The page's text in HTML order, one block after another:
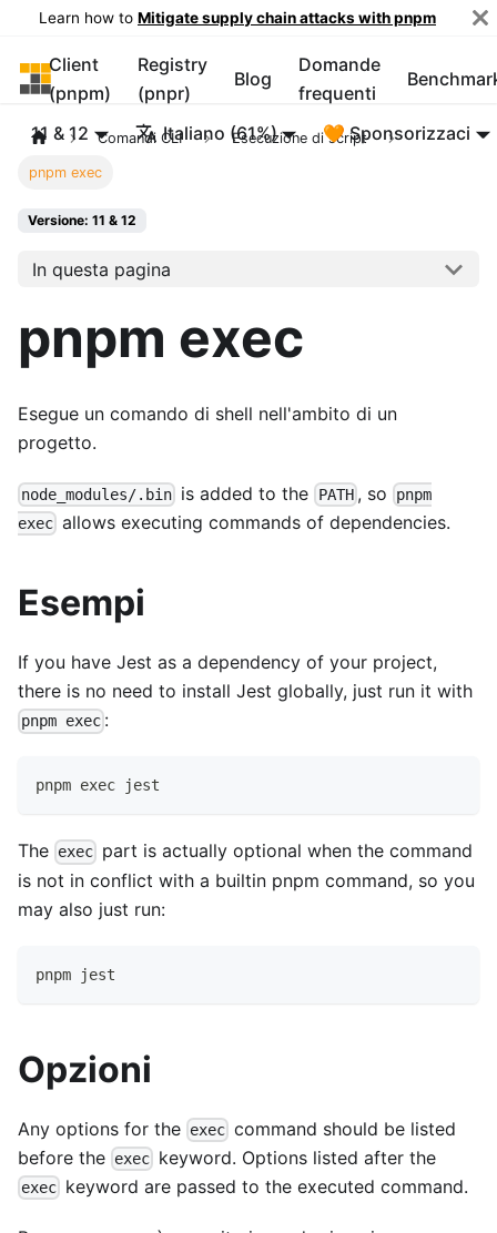
Learn how to Mitigate supply chain attacks with pnpm
pnpm
Client
(pnpm)
Registry
(pnpr)
Blog
Domande
frequenti
11 & 12 Italiano (61%) 🧡 Sponsorizzaci
Comandi CLI Esecuzione di script
pnpm exec
Versione: 11 & 12
In questa pagina
pnpm exec
Esegue un comando di shell nell'ambito di un
progetto.
node_modules/.bin is added to the PATH, so
pnpm
exec allows executing commands of dependencies.
Esempi
If you have Jest as a dependency of your project,
there is no need to install Jest globally, just run it with
pnpm exec :
pnpm exec jest
The exec part is actually optional when the command
is not in conflict with a builtin pnpm command, so you
may also just run:
pnpm jest
Opzioni
Any options for the exec command should be listed
before the exec keyword. Options listed after the
exec keyword are passed to the executed command.